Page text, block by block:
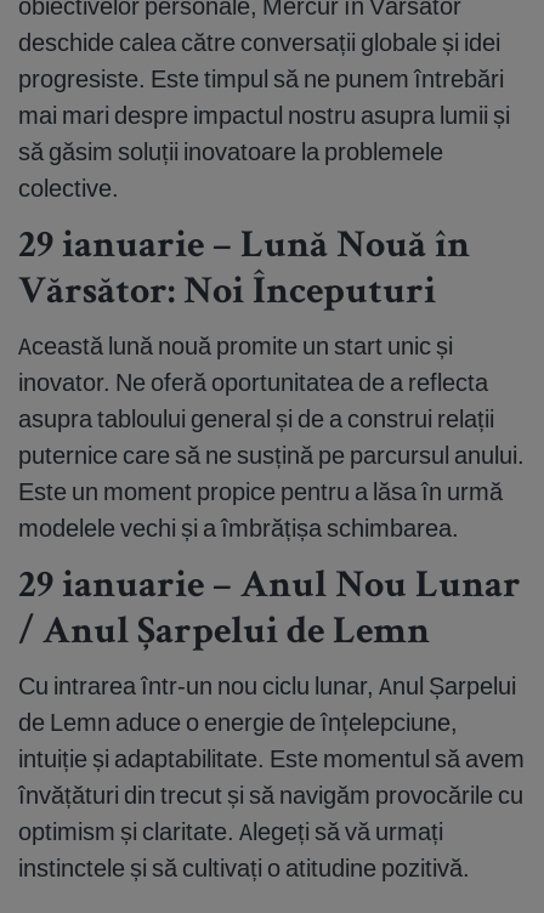
deschide calea către conversații globale și idei
progresiste. Este timpul să ne punem întrebări
mai mari despre impactul nostru asupra lumii și
să găsim soluții inovatoare la problemele
colective.
29 ianuarie – Lună Nouă în
Vărsător: Noi Începuturi
Această lună nouă promite un start unic și
inovator. Ne oferă oportunitatea de a reflecta
asupra tabloului general și de a construi relații
puternice care să ne susțină pe parcursul anului.
Este un moment propice pentru a lăsa în urmă
modelele vechi și a îmbrățișa schimbarea.
29 ianuarie – Anul Nou Lunar
/ Anul Șarpelui de Lemn
Cu intrarea într-un nou ciclu lunar, Anul Șarpelui
de Lemn aduce o energie de înțelepciune,
intuiție și adaptabilitate. Este momentul să avem
învățături din trecut și să navigăm provocările cu
optimism și claritate. Alegeți să vă urmați
instinctele și să cultivați o atitudine pozitivă.